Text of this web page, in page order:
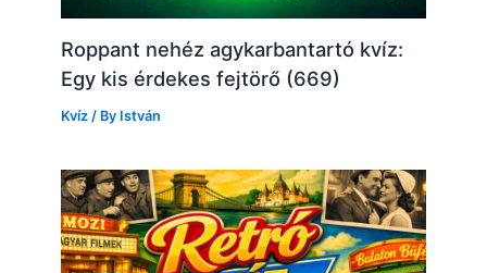
Roppant nehéz agykarbantartó kvíz:
Egy kis érdekes fejtörő (669)
Kvíz / By István